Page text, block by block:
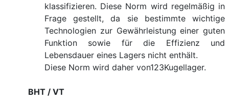
klassifizieren. Diese Norm wird regelmäßig in
Frage gestellt, da sie bestimmte wichtige
Technologien zur Gewährleistung einer guten
Funktion sowie für die Effizienz und
Lebensdauer eines Lagers nicht enthält.
Diese Norm wird daher von123Kugellager.
BHT / VT